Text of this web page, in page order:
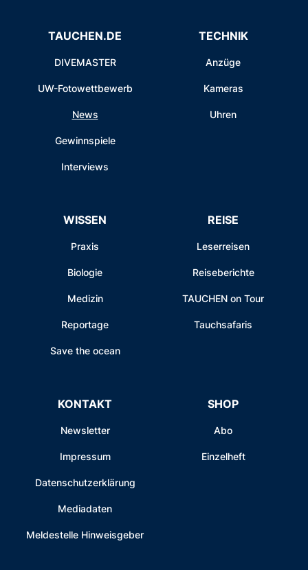
TAUCHEN.DE
DIVEMASTER
UW-Fotowettbewerb
News
Gewinnspiele
Interviews
TECHNIK
Anzüge
Kameras
Uhren
WISSEN
Praxis
Biologie
Medizin
Reportage
Save the ocean
REISE
Leserreisen
Reiseberichte
TAUCHEN on Tour
Tauchsafaris
KONTAKT
Newsletter
Impressum
Datenschutzerklärung
Mediadaten
Meldestelle Hinweisgeber
SHOP
Abo
Einzelheft